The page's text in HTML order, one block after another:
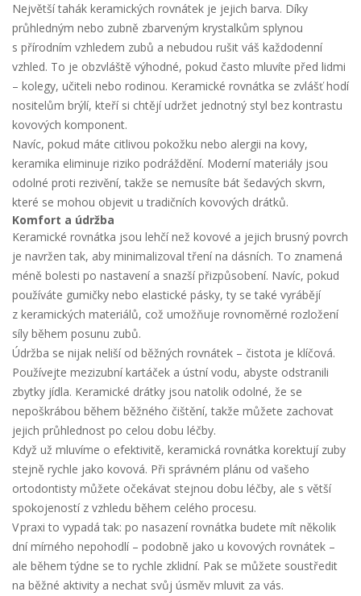
Největší tahák keramických rovnátek je jejich barva. Díky
průhledným nebo zubně zbarveným krystalkům splynou
s přírodním vzhledem zubů a nebudou rušit váš každodenní
vzhled. To je obzvláště výhodné, pokud často mluvíte před lidmi
– kolegy, učiteli nebo rodinou. Keramické rovnátka se zvlášť hodí
nositelům brýlí, kteří si chtějí udržet jednotný styl bez kontrastu
kovových komponent.
Navíc, pokud máte citlivou pokožku nebo alergii na kovy,
keramika eliminuje riziko podráždění. Moderní materiály jsou
odolné proti rezivění, takže se nemusíte bát šedavých skvrn,
které se mohou objevit u tradičních kovových drátků.
Komfort a údržba
Keramické rovnátka jsou lehčí než kovové a jejich brusný povrch
je navržen tak, aby minimalizoval tření na dásních. To znamená
méně bolesti po nastavení a snazší přizpůsobení. Navíc, pokud
používáte gumičky nebo elastické pásky, ty se také vyrábějí
z keramických materiálů, což umožňuje rovnoměrné rozložení
síly během posunu zubů.
Údržba se nijak neliší od běžných rovnátek – čistota je klíčová.
Používejte mezizubní kartáček a ústní vodu, abyste odstranili
zbytky jídla. Keramické drátky jsou natolik odolné, že se
nepoškrábou během běžného čištění, takže můžete zachovat
jejich průhlednost po celou dobu léčby.
Když už mluvíme o efektivitě, keramická rovnátka korektují zuby
stejně rychle jako kovová. Při správném plánu od vašeho
ortodontisty můžete očekávat stejnou dobu léčby, ale s větší
spokojeností z vzhledu během celého procesu.
V praxi to vypadá tak: po nasazení rovnátka budete mít několik
dní mírného nepohodlí – podobně jako u kovových rovnátek –
ale během týdne se to rychle zklidní. Pak se můžete soustředit
na běžné aktivity a nechat svůj úsměv mluvit za vás.